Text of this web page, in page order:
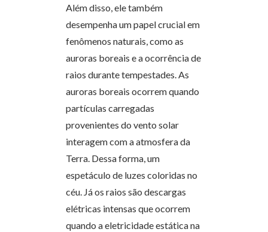
Além disso, ele também
desempenha um papel crucial em
fenômenos naturais, como as
auroras boreais e a ocorrência de
raios durante tempestades. As
auroras boreais ocorrem quando
partículas carregadas
provenientes do vento solar
interagem com a atmosfera da
Terra. Dessa forma, um
espetáculo de luzes coloridas no
céu. Já os raios são descargas
elétricas intensas que ocorrem
quando a eletricidade estática na